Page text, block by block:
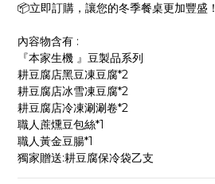
📦立即訂購，讓您的冬季餐桌更加豐盛！
內容物含有 :
『本家生機 』豆製品系列
耕豆腐店黑豆凍豆腐*2
耕豆腐店冰雪凍豆腐*2
耕豆腐店冷凍涮涮卷*2
職人蔗燻豆包絲*1
職人黃金豆腸*1
獨家贈送:耕豆腐保冷袋乙支